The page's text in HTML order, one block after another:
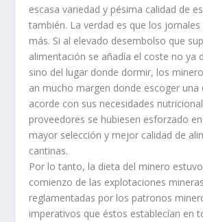
escasa variedad y pésima calidad de
también. La verdad es que los
más. Si al elevado desembolso que
alimentación se añadí­a el coste no ya
sino del lugar donde dormir, los
an mucho margen donde escoger una
acorde con sus necesidades
proveedores se hubiesen esforzado
mayor selección y mejor calidad de
cantinas.
Por lo tanto, la dieta del minero
comienzo de las explotaciones
reglamentadas por los patronos
imperativos que éstos establecí­an en